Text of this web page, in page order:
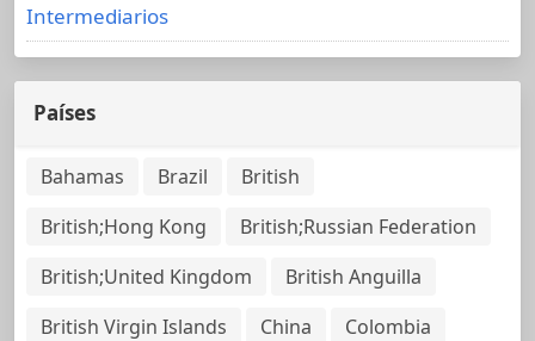
Intermediarios
Países
Bahamas Brazil
British
British;Hong Kong
British;Russian Federation
British;United Kingdom
British Anguilla
British Virgin Islands
China
Colombia